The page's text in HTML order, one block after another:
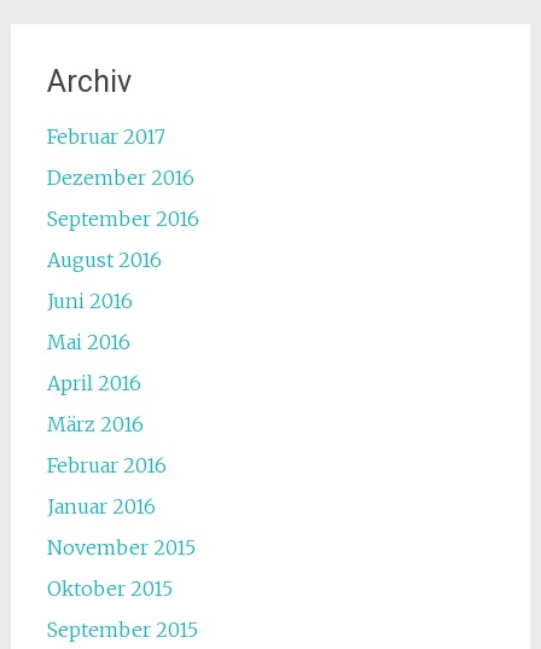
Archiv
Februar 2017
Dezember 2016
September 2016
August 2016
Juni 2016
Mai 2016
April 2016
März 2016
Februar 2016
Januar 2016
November 2015
Oktober 2015
September 2015